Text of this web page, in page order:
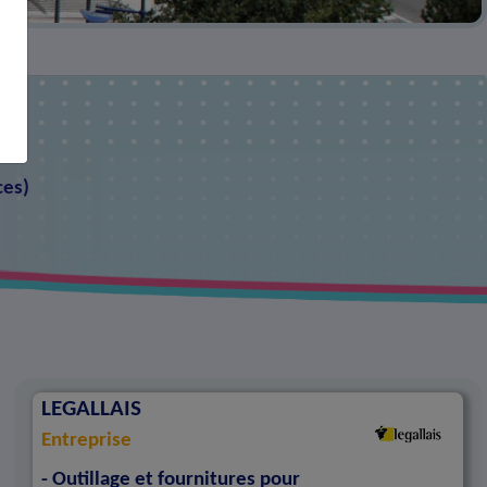
)
LEGALLAIS
Entreprise
- Outillage et fournitures pour